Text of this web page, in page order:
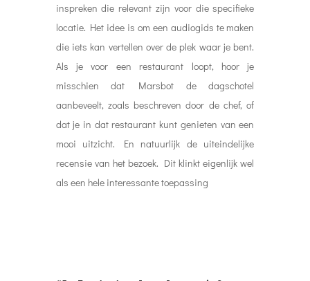
inspreken die relevant zijn voor die specifieke
locatie. Het idee is om een ​​audiogids te maken
die iets kan vertellen over de plek waar je bent.
Als je voor een restaurant loopt, hoor je
misschien dat Marsbot de dagschotel
aanbeveelt, zoals beschreven door de chef, of
dat je in dat restaurant kunt genieten van een
mooi uitzicht. En natuurlijk de uiteindelijke
recensie van het bezoek. Dit klinkt eigenlijk wel
als een hele interessante toepassing